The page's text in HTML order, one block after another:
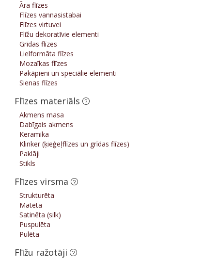
Āra flīzes
Flīzes vannasistabai
Flīzes virtuvei
Flīžu dekoratīvie elementi
Grīdas flīzes
Lielformāta flīzes
Mozaīkas flīzes
Pakāpieni un speciālie elementi
Sienas flīzes
Flīzes materiāls
Akmens masa
Dabīgais akmens
Keramika
Klinker (ķieģeļflīzes un grīdas flīzes)
Paklāji
Stikls
Flīzes virsma
Strukturēta
Matēta
Satinēta (silk)
Puspulēta
Pulēta
Flīžu ražotāji